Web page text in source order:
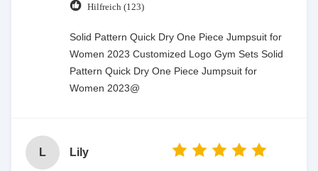
Hilfreich (123)
Solid Pattern Quick Dry One Piece Jumpsuit for
Women 2023 Customized Logo Gym Sets Solid
Pattern Quick Dry One Piece Jumpsuit for
Women 2023@
L Lily